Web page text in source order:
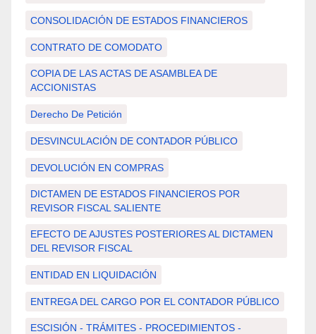
CONSOLIDACIÓN DE ESTADOS FINANCIEROS
CONTRATO DE COMODATO
COPIA DE LAS ACTAS DE ASAMBLEA DE
ACCIONISTAS
Derecho De Petición
DESVINCULACIÓN DE CONTADOR PÚBLICO
DEVOLUCIÓN EN COMPRAS
DICTAMEN DE ESTADOS FINANCIEROS POR
REVISOR FISCAL SALIENTE
EFECTO DE AJUSTES POSTERIORES AL DICTAMEN
DEL REVISOR FISCAL
ENTIDAD EN LIQUIDACIÓN
ENTREGA DEL CARGO POR EL CONTADOR PÚBLICO
ESCISIÓN - TRÁMITES - PROCEDIMIENTOS -